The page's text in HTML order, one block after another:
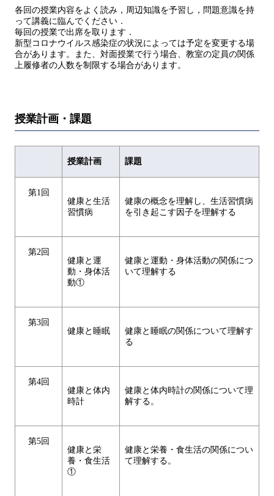
各回の授業内容をよく読み，周辺知識を予習し，問題意識を持
って講義に臨んでください．
毎回の授業で出席を取ります．
新型コロナウイルス感染症の状況によっては予定を変更する場
合があります。また、対面授業で行う場合、教室の定員の関係
上履修者の人数を制限する場合があります。
授業計画・課題
授業計画 課題
第1回
健康と生活
習慣病
健康の概念を理解し、生活習慣病
を引き起こす因子を理解する
第2回
健康と運
動・身体活
動①
健康と運動・身体活動の関係につ
いて理解する
第3回
健康と睡眠
健康と睡眠の関係について理解す
る
第4回
健康と体内
時計
健康と体内時計の関係について理
解する。
第5回
健康と栄
養・食生活
①
健康と栄養・食生活の関係につい
て理解する。